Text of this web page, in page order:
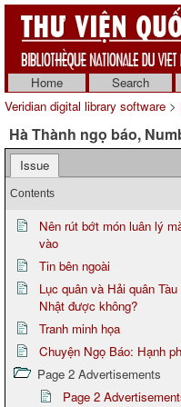
Home Search
Veridian digital library software >
Hà Thành ngọ báo,
Issue
Contents
Nên rút bớt món luân lý
vào
Tin bên ngoài
Lục quân và Hải quân
Nhật được không?
Tranh minh họa
Chuyện Ngọ Báo: Hạnh
Page 2 Advertisements
Page 2